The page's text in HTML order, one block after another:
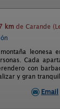
km de Carande
leonesa
Cada
con
y gran
Email